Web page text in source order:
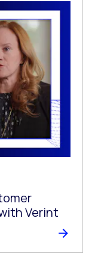
Verint